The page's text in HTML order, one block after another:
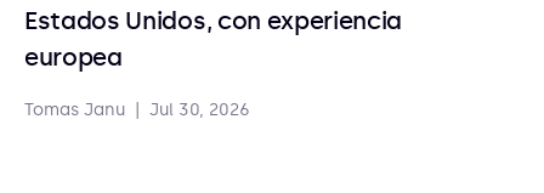
Estados Unidos, con experiencia
europea
Tomas Janu Jul 30, 2026